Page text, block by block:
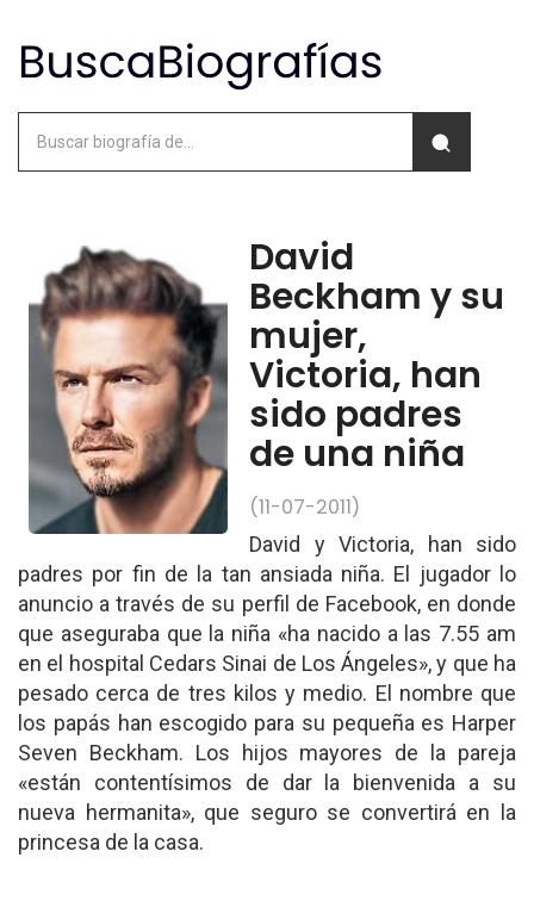
David
Beckham y su
mujer,
Victoria, han
sido padres
de una niña
(11-07-2011)
David y Victoria, han sido
padres por fin de la tan ansiada niña. El jugador lo
anuncio a través de su perfil de Facebook, en donde
que aseguraba que la niña «ha nacido a las 7.55 am
en el hospital Cedars Sinai de Los Ángeles», y que ha
pesado cerca de tres kilos y medio. El nombre que
los papás han escogido para su pequeña es Harper
Seven Beckham. Los hijos mayores de la pareja
«están contentísimos de dar la bienvenida a su
nueva hermanita», que seguro se convertirá en la
princesa de la casa.